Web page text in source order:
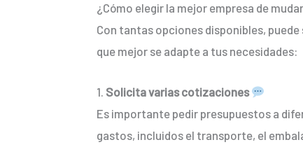
¿Cómo elegir la mejor empresa de
Con tantas opciones disponibles,
que mejor se adapte a tus necesidades:
1. Solicita varias cotizaciones
Es importante pedir presupuestos a
gastos, incluidos el transporte, el